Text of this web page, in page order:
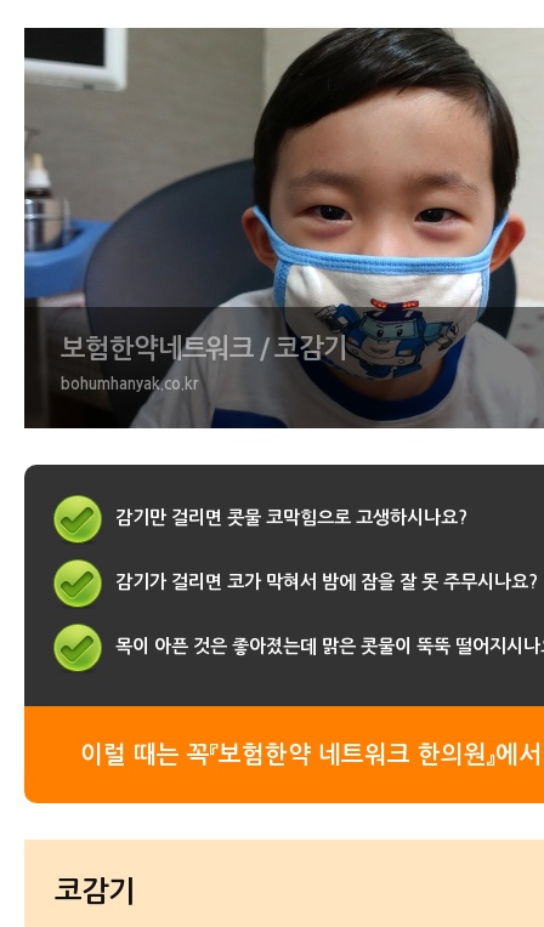
보험한약네트워크 / 코감기
bohumhanyak.co.kr
감기만 걸리면 콧물 코막힘으로 고생하시나요?
감기가 걸리면 코가 막혀서 밤에 잠을 잘 못 주무시나요?
목이 아픈 것은 좋아졌는데 맑은 콧물이 뚝뚝 떨어지시나
이럴 때는 꼭『보험한약 네트워크 한의원』에
코감기